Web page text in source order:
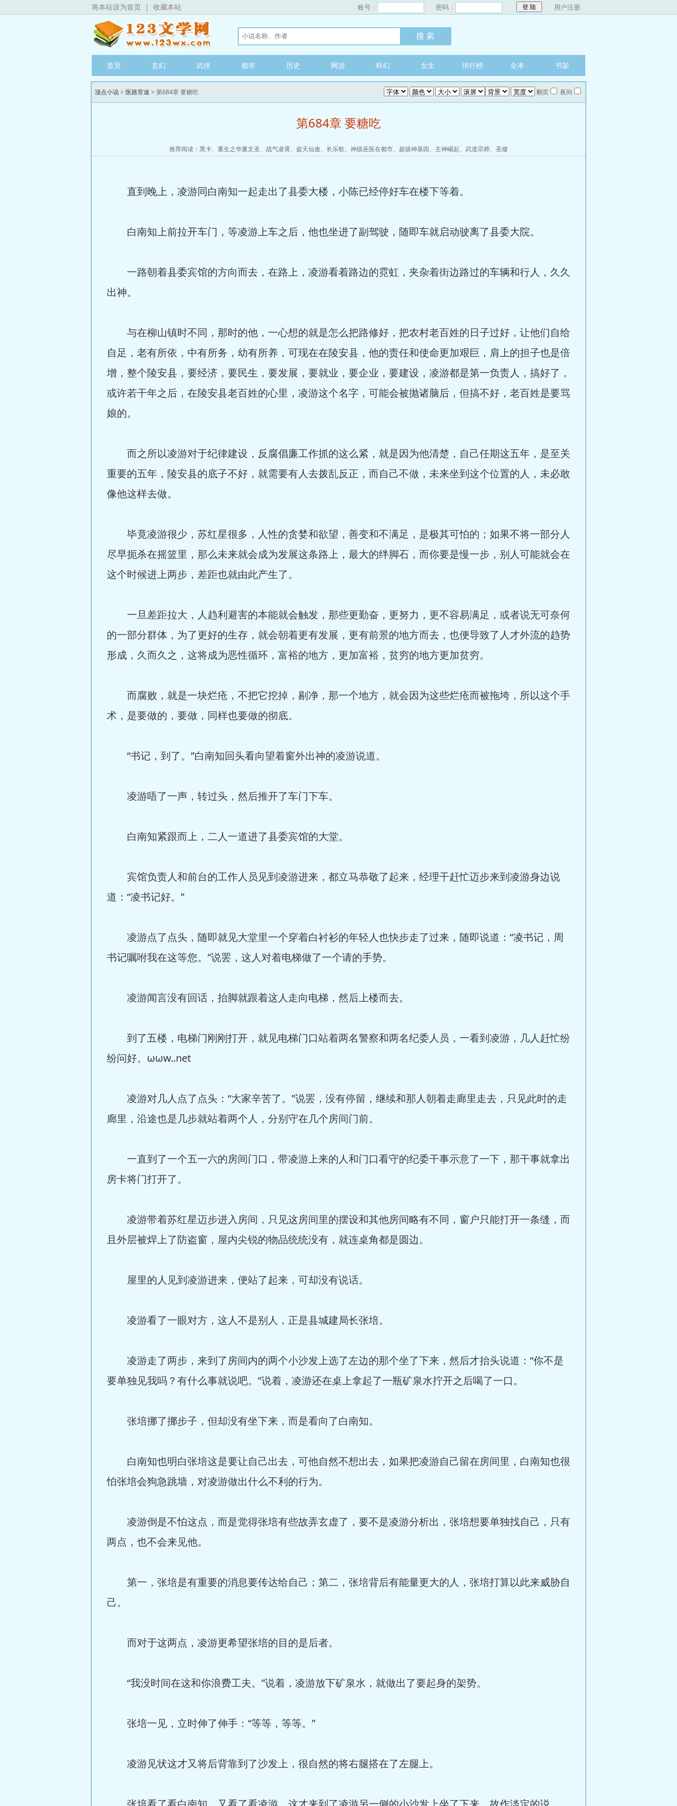
将本站设为首页 | 收藏本站 账号： 密码： 用户注册
首页 玄幻 武侠 都市 历史 网游 科幻 女生 排行榜 全本 书架
顶点小说> 医路官途 > 第684章 要糖吃 翻页 夜间
第684章 要糖吃
推荐阅读： 黑卡、 重生之华夏文圣、 战气凌霄、 盗天仙途、 长乐歌、 神级巫医在都市、 超级神基因、 主神崛起、 武道宗师、 圣墟
直到晚上，凌游同白南知一起走出了县委大楼，小陈已经停好车在楼下等着。
白南知上前拉开车门，等凌游上车之后，他也坐进了副驾驶，随即车就启动驶离了县委大院。
一路朝着县委宾馆的方向而去，在路上，凌游看着路边的霓虹，夹杂着街边路过的车辆和行人，久久
出神。
与在柳山镇时不同，那时的他，一心想的就是怎么把路修好，把农村老百姓的日子过好，让他们自给
自足，老有所依，中有所务，幼有所养，可现在在陵安县，他的责任和使命更加艰巨，肩上的担子也是倍
增，整个陵安县，要经济，要民生，要发展，要就业，要企业，要建设，凌游都是第一负责人，搞好了，
或许若干年之后，在陵安县老百姓的心里，凌游这个名字，可能会被抛诸脑后，但搞不好，老百姓是要骂
娘的。
而之所以凌游对于纪律建设，反腐倡廉工作抓的这么紧，就是因为他清楚，自己任期这五年，是至关
重要的五年，陵安县的底子不好，就需要有人去拨乱反正，而自己不做，未来坐到这个位置的人，未必敢
像他这样去做。
毕竟凌游很少，苏红星很多，人性的贪婪和欲望，善变和不满足，是极其可怕的；如果不将一部分人
尽早扼杀在摇篮里，那么未来就会成为发展这条路上，最大的绊脚石，而你要是慢一步，别人可能就会在
这个时候进上两步，差距也就由此产生了。
一旦差距拉大，人趋利避害的本能就会触发，那些更勤奋，更努力，更不容易满足，或者说无可奈何
的一部分群体，为了更好的生存，就会朝着更有发展，更有前景的地方而去，也便导致了人才外流的趋势
形成，久而久之，这将成为恶性循环，富裕的地方，更加富裕，贫穷的地方更加贫穷。
而腐败，就是一块烂疮，不把它挖掉，剔净，那一个地方，就会因为这些烂疮而被拖垮，所以这个手
术，是要做的，要做，同样也要做的彻底。
“书记，到了。”白南知回头看向望着窗外出神的凌游说道。
凌游唔了一声，转过头，然后推开了车门下车。
白南知紧跟而上，二人一道进了县委宾馆的大堂。
宾馆负责人和前台的工作人员见到凌游进来，都立马恭敬了起来，经理干赶忙迈步来到凌游身边说
道：“凌书记好。”
凌游点了点头，随即就见大堂里一个穿着白衬衫的年轻人也快步走了过来，随即说道：“凌书记，周
书记嘱咐我在这等您。”说罢，这人对着电梯做了一个请的手势。
凌游闻言没有回话，抬脚就跟着这人走向电梯，然后上楼而去。
到了五楼，电梯门刚刚打开，就见电梯门口站着两名警察和两名纪委人员，一看到凌游，几人赶忙纷
纷问好。ωωw..net
凌游对几人点了点头：“大家辛苦了。”说罢，没有停留，继续和那人朝着走廊里走去，只见此时的走
廊里，沿途也是几步就站着两个人，分别守在几个房间门前。
一直到了一个五一六的房间门口，带凌游上来的人和门口看守的纪委干事示意了一下，那干事就拿出
房卡将门打开了。
凌游带着苏红星迈步进入房间，只见这房间里的摆设和其他房间略有不同，窗户只能打开一条缝，而
且外层被焊上了防盗窗，屋内尖锐的物品统统没有，就连桌角都是圆边。
屋里的人见到凌游进来，便站了起来，可却没有说话。
凌游看了一眼对方，这人不是别人，正是县城建局长张培。
凌游走了两步，来到了房间内的两个小沙发上选了左边的那个坐了下来，然后才抬头说道：“你不是
要单独见我吗？有什么事就说吧。”说着，凌游还在桌上拿起了一瓶矿泉水拧开之后喝了一口。
张培挪了挪步子，但却没有坐下来，而是看向了白南知。
白南知也明白张培这是要让自己出去，可他自然不想出去，如果把凌游自己留在房间里，白南知也很
怕张培会狗急跳墙，对凌游做出什么不利的行为。
凌游倒是不怕这点，而是觉得张培有些故弄玄虚了，要不是凌游分析出，张培想要单独找自己，只有
两点，也不会来见他。
第一，张培是有重要的消息要传达给自己；第二，张培背后有能量更大的人，张培打算以此来威胁自
己。
而对于这两点，凌游更希望张培的目的是后者。
“我没时间在这和你浪费工夫。”说着，凌游放下矿泉水，就做出了要起身的架势。
张培一见，立时伸了伸手：“等等，等等。”
凌游见状这才又将后背靠到了沙发上，很自然的将右腿搭在了左腿上。